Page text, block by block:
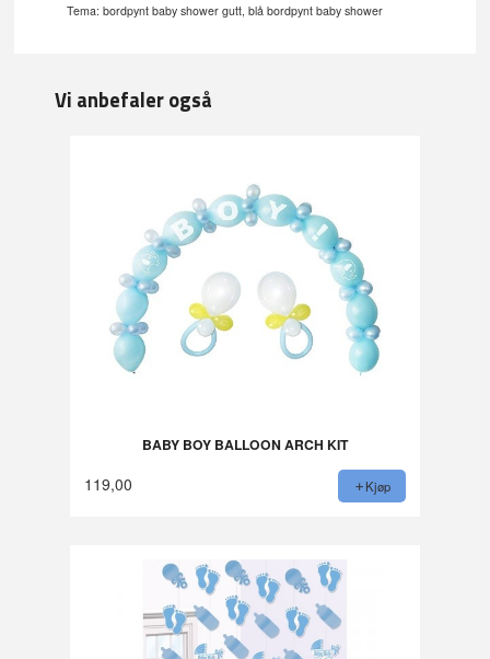
Tema: bordpynt baby shower gutt, blå bordpynt baby shower
Vi anbefaler også
BABY BOY BALLOON ARCH KIT
119,00 Kjøp